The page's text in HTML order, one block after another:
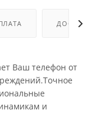
Ваш телефон от
и